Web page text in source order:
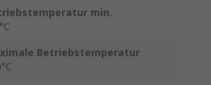
min.
Betriebstemperatur